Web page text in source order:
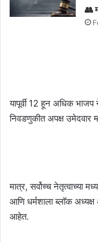
👥
यापूर्वी 12 हून अधिक भाजप
निवडणुकीत अपक्ष उमेदवार
मात्र, सर्वोच्च नेतृत्वाच्या
आणि धर्मशाला ब्लॉक
आहेत.